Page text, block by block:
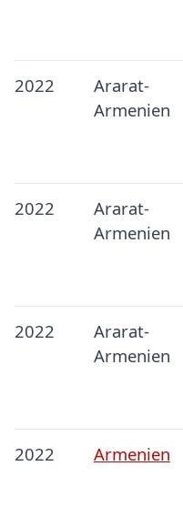
2022
Ararat-
Armenien
2022
Ararat-
Armenien
2022
Ararat-
Armenien
2022 Armenien